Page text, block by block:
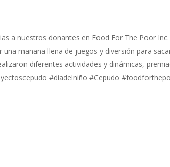
a nuestros donantes en Food For The Poor Inc.
una mañana llena de juegos y diversión para
diferentes actividades y dinámicas,
#diadelniño #Cepudo